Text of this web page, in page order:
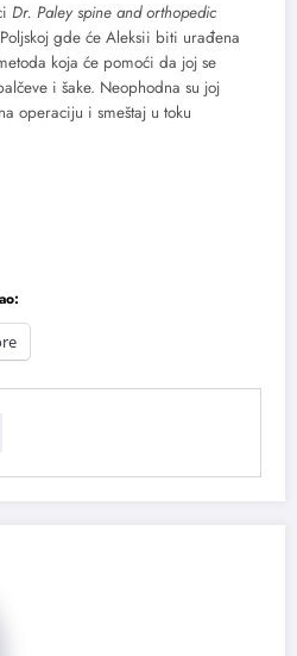
Dr. Paley spine and orthopedic
gde će Aleksii biti urađena
koja će pomoći da joj se
i šake. Neophodna su joj
operaciju i smeštaj u toku